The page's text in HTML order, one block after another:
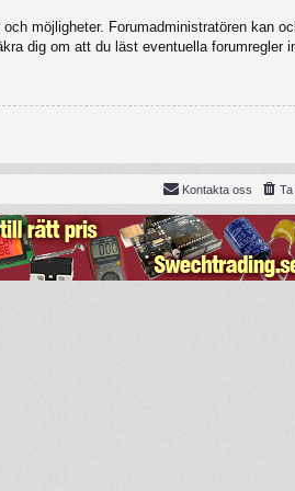
möjligheter. Forumadministratören kan
dig om att du läst eventuella forumregler
Kontakta oss